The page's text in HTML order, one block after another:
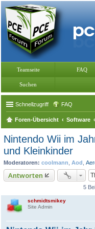
Teamseite FAQ
Suchen
Schnellzugriff FAQ
Foren-Übersicht Software
Nintendo Wii im
und Kleinkinder
Moderatoren: coolmann Aod
Antworten
5
schmidtsmikey
Site Admin